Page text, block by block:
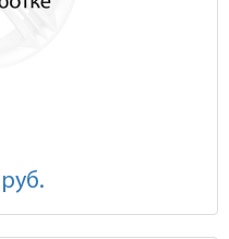
руб.